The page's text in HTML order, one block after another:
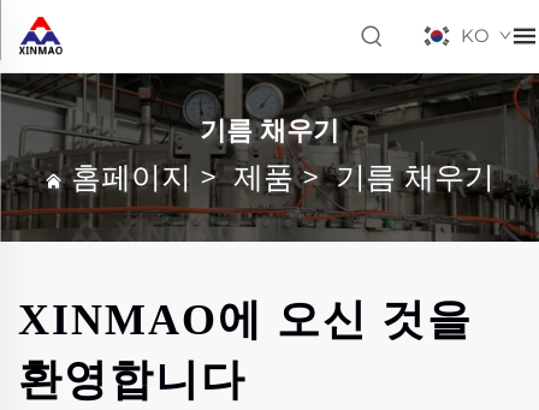
KO
기름 채우기
홈페이지 >제품>기름 채우기
XINMAO에 오신 것을
환영합니다